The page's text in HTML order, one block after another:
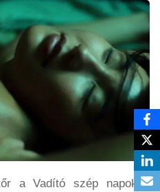
a Vadító szép napokba